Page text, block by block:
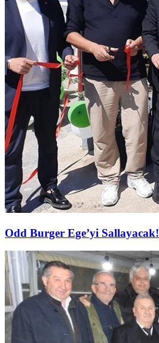
Odd Burger Ege’yi Sallayacak!